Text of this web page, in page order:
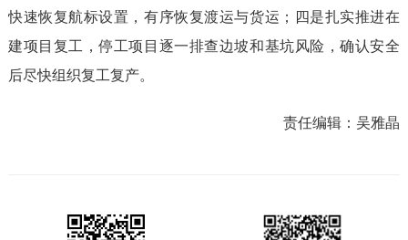
快速恢复航标设置，有序恢复渡运与货运；四是扎实推进在
建项目复工，停工项目逐一排查边坡和基坑风险，确认安全
后尽快组织复工复产。
责任编辑：吴雅晶